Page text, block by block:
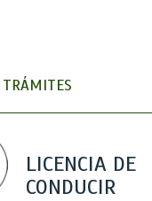
LICENCIA DE
CONDUCIR